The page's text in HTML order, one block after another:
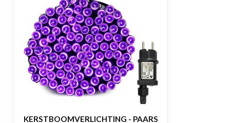
KERSTBOOMVERLICHTING - PAARS